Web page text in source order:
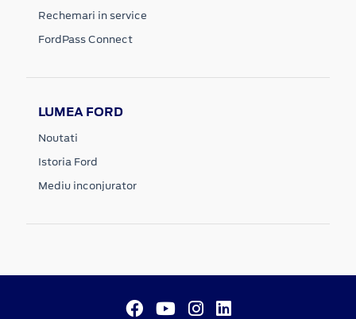
Rechemari in service
FordPass Connect
LUMEA FORD
Noutati
Istoria Ford
Mediu inconjurator